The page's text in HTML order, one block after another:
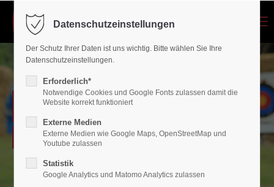
Login
Benutzername
Anmelden
VORSTAND
Bogensport - VfB Polch
Datenschutzeinstellungen
Der Schutz Ihrer Daten ist uns wichtig. Bitte wählen Sie Ihre
Datenschutzeinstellungen.
Erforderlich*
Notwendige Cookies und Google Fonts zulassen damit die
Website korrekt funktioniert
Externe Medien
Externe Medien wie Google Maps, OpenStreetMap und
Youtube zulassen
Statistik
Google Analytics und Matomo Analytics zulassen